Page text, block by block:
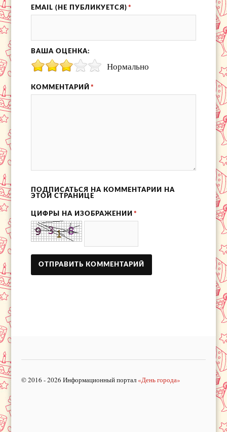
EMAIL (НЕ ПУБЛИКУЕТСЯ) *
ВАША ОЦЕНКА:
Нормально
КОММЕНТАРИЙ *
ПОДПИСАТЬСЯ НА КОММЕНТАРИИ НА
ЭТОЙ СТРАНИЦЕ
ЦИФРЫ НА ИЗОБРАЖЕНИИ *
© 2016 - 2026 Информационный портал «День города»